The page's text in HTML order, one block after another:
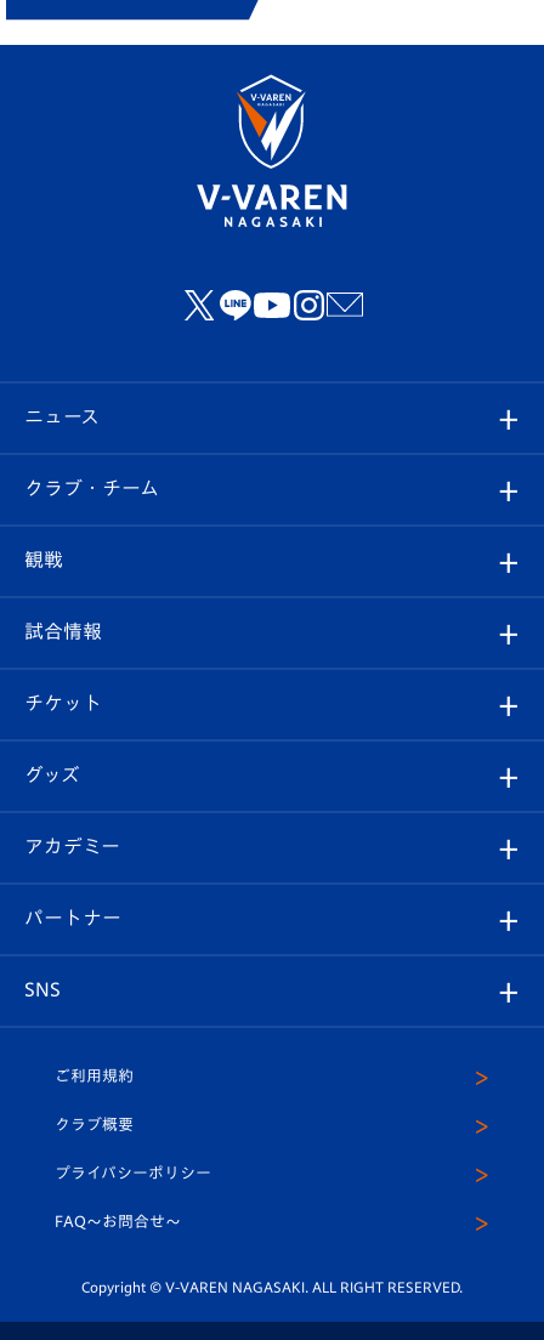
ニュース
すべて
クラブ
試合情報
チケット
イベント
メディア
ホームタウン
クラブ・チーム
クラブ概要
エンブレム紹介
スタッフプロフィール
マスコット紹介
平和祈念活動
ホームタウン活動
観戦
観戦ルール
はじめての観戦ガイド
Revive Team
ヴィヴィくんの長崎おもてなしガイド
試合情報
試合日程/結果
フォトギャラリー
スタジアムグルメ
チケット
チケット
V-LOVERS（ファンクラブ）
プレイヤーズスイート
グッズ
オンラインショップ
店舗情報
アカデミー
育成からのお知らせ
U-18
スクール
パートナー
SNS
ヴィヴィくんインスタグラム
公式LINE＠
ご利用規約
クラブ概要
プライバシーポリシー
FAQ〜お問合せ〜
Copyright © V-VAREN NAGASAKI. ALL RIGHT RESERVED.